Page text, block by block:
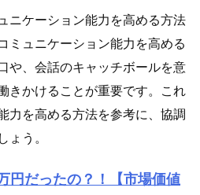
ニケーション能力を高める方法
ミュニケーション能力を高める
や、会話のキャッチボールを意
きかけることが重要です。これ
力を高める方法を参考に、協調
う。
円だったの？！【市場価値